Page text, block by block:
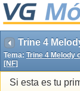
Tema: Trine 4 Melody
[NF]
Si esta es tu